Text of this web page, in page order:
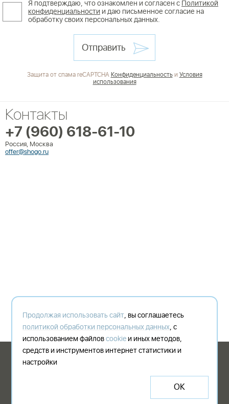
Я подтверждаю, что ознакомлен и согласен сПолитикой
конфиденциальности и даю письменное согласие на
обработку своих персональных данных.
Отправить
Защита от спама reCAPTCHAКонфиденциальностьиУсловия
использования
Контакты
+7 (960) 618-61-10
Россия, Москва
offer@shogo.ru
© 2003-2026 Shogo - digital communication agency since 2003 by Denis
Политика конфиденциальности
Продолжая использовать сайт, вы соглашаетесь
политикой обработки персональных данных, с
использованием файловcookieи иных методов,
средств и инструментов интернет статистики и
настройки
ОК